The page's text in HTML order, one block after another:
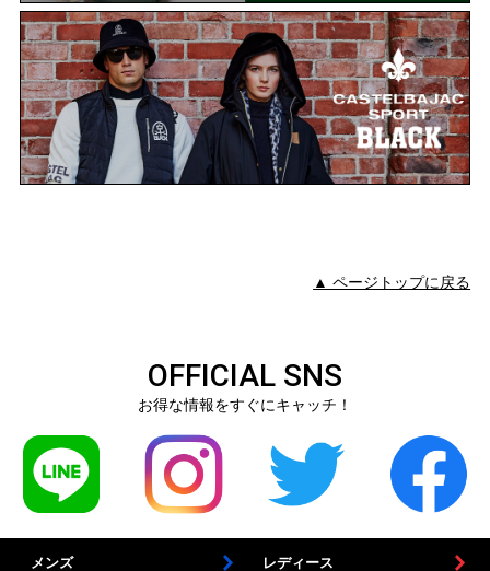
▲ ページトップに戻る
OFFICIAL SNS
お得な情報をすぐにキャッチ！
メンズ レディース